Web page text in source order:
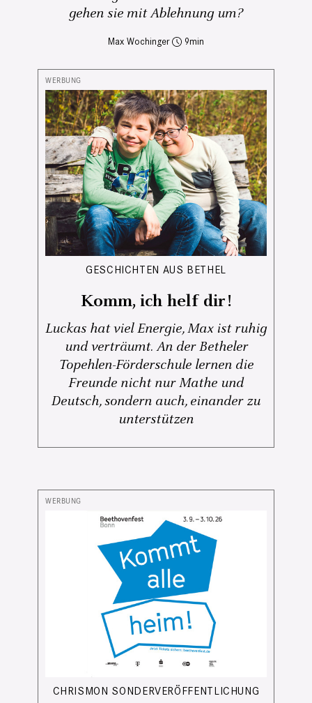
gehen sie mit Ablehnung um?
Max Wochinger 9
GESCHICHTEN AUS BETHEL
Komm, ich helf dir!
Luckas hat viel Energie, Max ist ruhig
und verträumt. An der Betheler
Topehlen-Förderschule lernen die
Freunde nicht nur Mathe und
Deutsch, sondern auch, einander zu
unterstützen
CHRISMON SONDERVERÖFFENTLICHUNG